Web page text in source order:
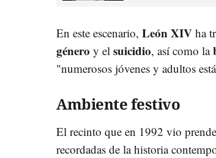
En este escenario, León XIV ha
género y el suicidio, así como la
"numerosos jóvenes y adultos
Ambiente festivo
El recinto que en 1992 vio
recordadas de la historia